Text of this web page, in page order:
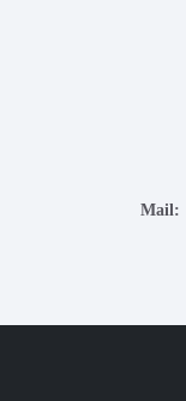
Mail: